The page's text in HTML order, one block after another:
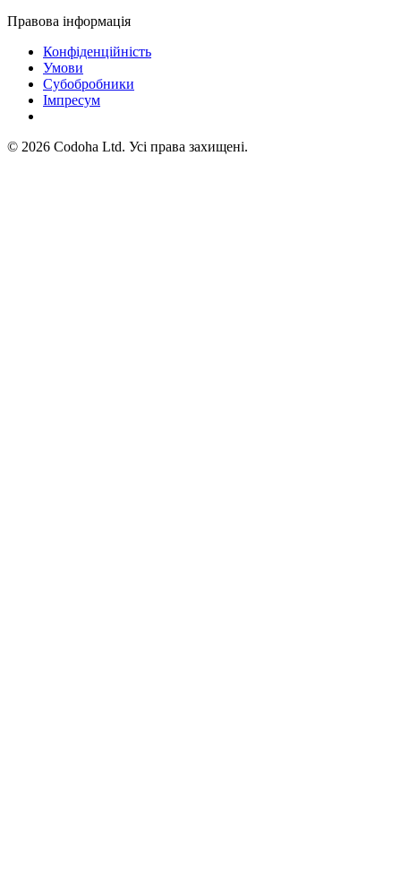
Правова інформація
Конфіденційність
Умови
Субобробники
Імпресум
© 2026 Codoha Ltd. Усі права захищені.